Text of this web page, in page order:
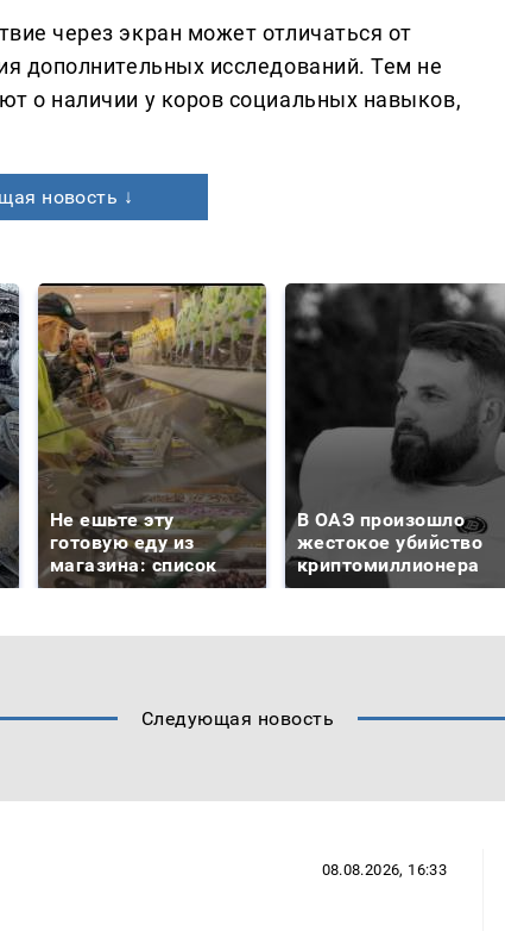
через экран может отличаться от
дополнительных исследований. Тем не
о наличии у коров социальных навыков,
новость ↓
Не ешьте эту
готовую еду из
магазина: список
В ОАЭ произошло
жестокое убийство
криптомиллионера
Следующая новость
08.08.2026, 16:33